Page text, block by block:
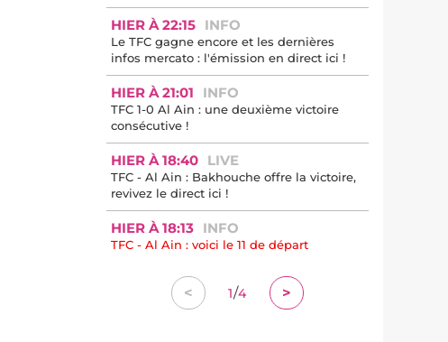
HIER À 22:15 INFO
Le TFC gagne encore et les dernières
infos mercato : l'émission en direct ici !
HIER À 21:01 INFO
TFC 1-0 Al Ain : une deuxième victoire
consécutive !
HIER À 18:40 LIVE
TFC - Al Ain : Bakhouche offre la victoire,
revivez le direct ici !
HIER À 18:13 INFO
TFC - Al Ain : voici le 11 de départ
< 1/4 >